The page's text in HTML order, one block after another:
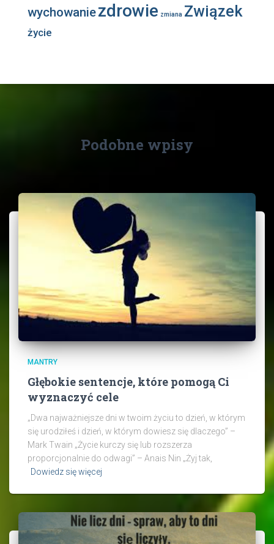
wychowaniezdrowie zmiana Związek
życie
Podobne wpisy
MANTRY
Głębokie sentencje, które pomogą Ci
wyznaczyć cele
„Dwa najważniejsze dni w twoim życiu to dzień, w którym
się urodziłeś i dzień, w którym dowiesz się dlaczego” –
Mark Twain „Życie kurczy się lub rozszerza
proporcjonalnie do odwagi” – Anais Nin „Żyj tak,
Dowiedz się więcej